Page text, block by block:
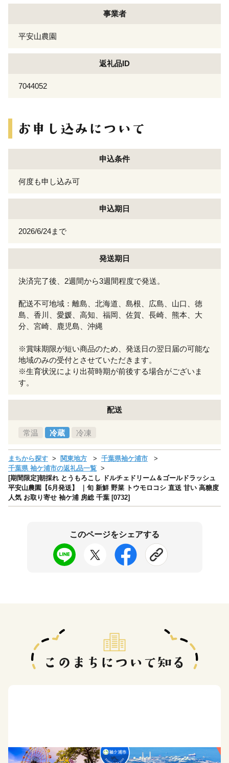
事業者
平安山農園
返礼品ID
7044052
申込条件
何度も申し込み可
申込期日
2026/6/24まで
発送期日
決済完了後、2週間から3週間程度で発送。
配送不可地域：離島、北海道、島根、広島、山口、徳
島、香川、愛媛、高知、福岡、佐賀、長崎、熊本、大
分、宮崎、鹿児島、沖縄
※賞味期限が短い商品のため、発送日の翌日届の可能な
地域のみの受付とさせていただきます。
※生育状況により出荷時期が前後する場合がございま
す。
配送
常温 冷蔵 冷凍
まちから探す 関東地方
千葉県袖ケ浦市
千葉県 袖ケ浦市の返礼品一覧
[期間限定]朝採れ とうもろこし ドルチェドリーム＆ゴールドラッシュ
平安山農園【6月発送】 ｜旬 新鮮 野菜 トウモロコシ 直送 甘い 高糖度
人気 お取り寄せ 袖ケ浦 房総 千葉 [0732]
このページをシェアする